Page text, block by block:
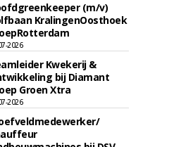
(m/v)
KralingenOosthoek
2026
Kwekerij &
bij Diamant
Groen Xtra
2026